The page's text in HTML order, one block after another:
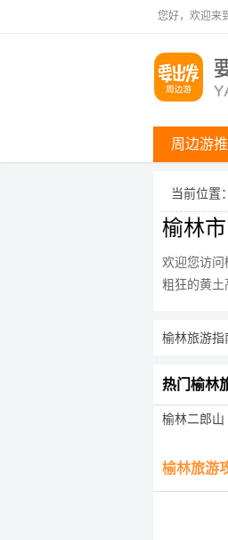
您好，欢迎来
周边游
当前位置：
榆林市
欢迎您访问
粗狂的黄
榆林旅游指
热门榆林
榆林二郎山
榆林旅游